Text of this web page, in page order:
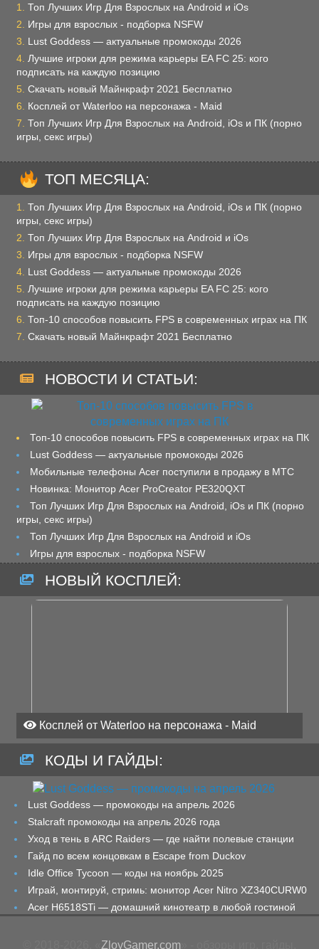
Топ Лучших Игр Для Взрослых на Android и iOs
Игры для взрослых - подборка NSFW
Lust Goddess — актуальные промокоды 2026
Лучшие игроки для режима карьеры EA FC 25: кого
подписать на каждую позицию
Скачать новый Майнкрафт 2021 Бесплатно
Косплей от Waterloo на персонажа - Maid
Топ Лучших Игр Для Взрослых на Android, iOs и ПК (порно
игры, секс игры)
ТОП МЕСЯЦА:
Топ Лучших Игр Для Взрослых на Android, iOs и ПК (порно
игры, секс игры)
Топ Лучших Игр Для Взрослых на Android и iOs
Игры для взрослых - подборка NSFW
Lust Goddess — актуальные промокоды 2026
Лучшие игроки для режима карьеры EA FC 25: кого
подписать на каждую позицию
Топ-10 способов повысить FPS в современных играх на ПК
Скачать новый Майнкрафт 2021 Бесплатно
НОВОСТИ И СТАТЬИ:
Топ-10 способов повысить FPS в современных играх на ПК
Lust Goddess — актуальные промокоды 2026
Мобильные телефоны Acer поступили в продажу в МТС
Новинка: Монитор Acer ProCreator PE320QXT
Топ Лучших Игр Для Взрослых на Android, iOs и ПК (порно
игры, секс игры)
Топ Лучших Игр Для Взрослых на Android и iOs
Игры для взрослых - подборка NSFW
НОВЫЙ КОСПЛЕЙ:
Косплей от Waterloo на персонажа - Maid
КОДЫ И ГАЙДЫ:
Lust Goddess — промокоды на апрель 2026
Stalcraft промокоды на апрель 2026 года
Уход в тень в ARC Raiders — где найти полевые станции
Гайд по всем концовкам в Escape from Duckov
Idle Office Tycoon — коды на ноябрь 2025
Играй, монтируй, стримь: монитор Acer Nitro XZ340CURW0
Acer H6518STi — домашний кинотеатр в любой гостиной
ZloyGamer.com